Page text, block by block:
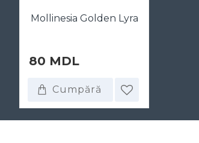
Mollinesia Golden Lyra
80 MDL
Cumpără